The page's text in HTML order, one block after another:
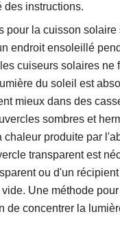
des instructions.
pour la cuisson
endroit ensoleillé
cuiseurs solaires
du soleil est
mieux dans des
sombres et
chaleur produite par
transparent est
ou d'un
Une méthode
de concentrer la